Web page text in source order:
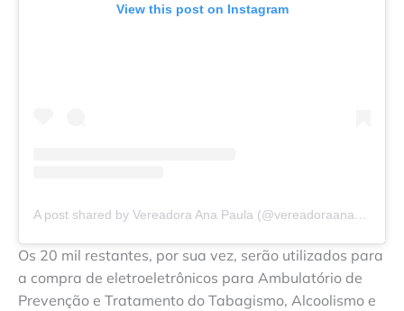
View this post on Instagram
A post shared by Vereadora Ana Paula (@vereadoraanapaula_22)
Os 20 mil restantes, por sua vez, serão utilizados para
a compra de eletroeletrônicos para Ambulatório de
Prevenção e Tratamento do Tabagismo, Alcoolismo e